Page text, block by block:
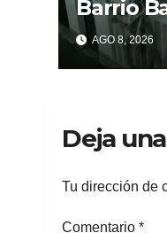
Barrio
paredes
noche y
AGO 8, 2026
Deja
Tu dirección de
Comentario *